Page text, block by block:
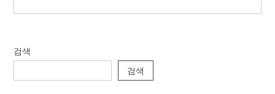
트
검색
검색